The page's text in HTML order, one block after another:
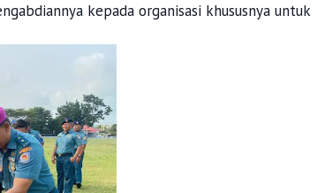
kepada organisasi khususnya untuk